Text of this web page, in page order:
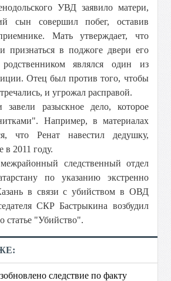
УВД заявило матери,
сын совершил побег, оставив
Мать утверждает, что
признаться в поджоге двери его
являлся один из
Отец был против того, чтобы
и угрожал расправой.
завели разыскное дело, которое
Например, в материалах
что Ренат навестил дедушку,
в 2011 году.
следственный отдел
по указанию экстренно
в связи с убийством в ОВД
СКР Бастрыкина возбудил
статье "Убийство".
следствие по факту